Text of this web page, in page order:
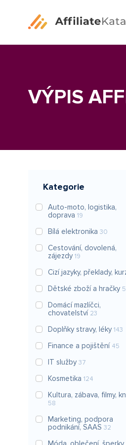
VÝPIS
Kategorie
Auto-moto, logistika,
doprava 19
Bílá elektronika 30
Cestování, dovolená,
zájezdy 19
Cizí jazyky, překlady,
Dětské zboží a hračky
Domácí mazlíčci,
chovatelství 23
Doplňky stravy, léky 143
Finance a pojištění 45
IT služby 37
Kosmetika 124
Kultura, zábava, filmy,
58
Marketing, podpora
podnikání, SAAS 32